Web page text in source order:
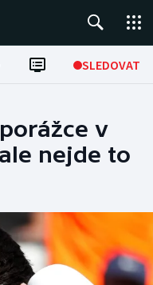
SLEDOVAT
v
nejde to